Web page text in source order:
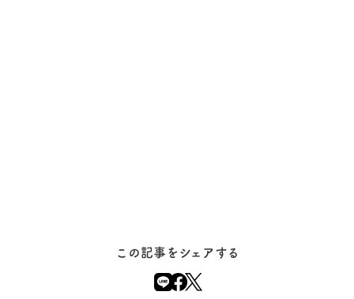
この記事をシェアする